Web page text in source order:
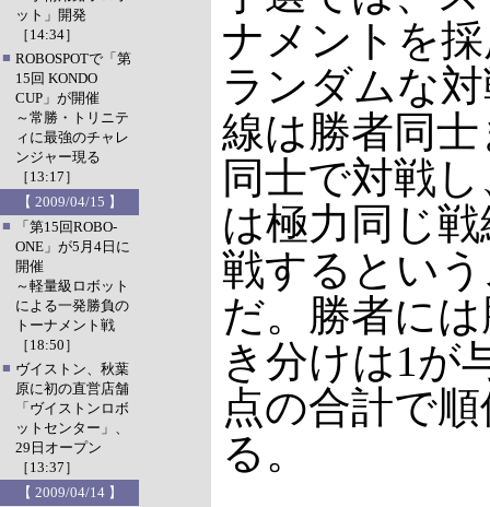
ット」開発
［14:34］
■ ROBOSPOTで「第
15回 KONDO
CUP」が開催
～常勝・トリニテ
ィに最強のチャレ
ンジャー現る
［13:17］
【 2009/04/15 】
■
「第15回ROBO-
ONE」が5月4日に
開催
～軽量級ロボット
による一発勝負の
トーナメント戦
［18:50］
■ ヴイストン、秋葉
原に初の直営店舗
「ヴイストンロボ
ットセンター」、
29日オープン
［13:37］
【 2009/04/14 】
ナメントを
ランダムな
線は勝者同
同士で対戦
は極力同じ
戦するとい
だ。勝者に
き分けは1が
点の合計で
る。